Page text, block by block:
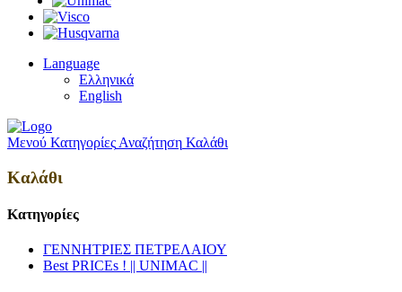
Language
Ελληνικά
English
Μενού Κατηγορίες Αναζήτηση Καλάθι
Καλάθι
Κατηγορίες
ΓΕΝΝΗΤΡΙΕΣ ΠΕΤΡΕΛΑΙΟΥ
Best PRICEs ! || UNIMAC ||